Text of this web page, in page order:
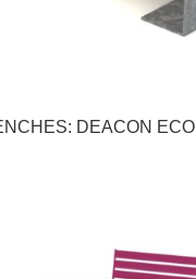
DEACON ECO